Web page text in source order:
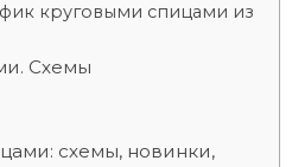
круговыми спицами из
Схемы
схемы, новинки,